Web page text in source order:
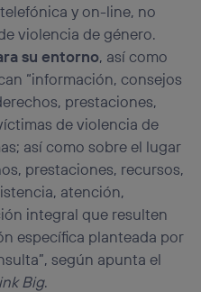
y on-line, no
violencia de género.
su entorno, así como
“información, consejos
prestaciones,
de violencia de
así como sobre el lugar
prestaciones, recursos,
atención,
integral que resulten
específica planteada por
según apunta el
Big.